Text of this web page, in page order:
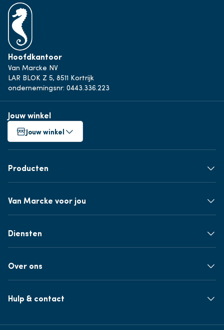
Hoofdkantoor
Van Marcke NV
LAR BLOK Z 5, 8511 Kortrijk
ondernemingsnr: 0443.336.223
Jouw winkel
Jouw winkel
Producten
Van Marcke voor jou
Diensten
Over ons
Hulp & contact